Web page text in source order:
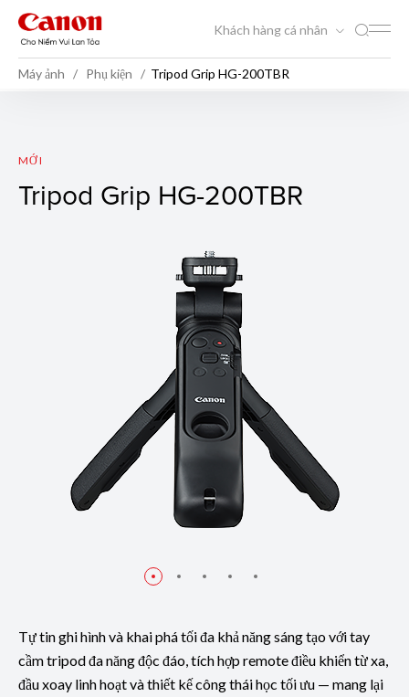
Khách hàng cá nhân
Máy ảnh Phụ kiện Tripod Grip HG-200TBR
Tripod Grip HG-200TBR
MỚI
Tripod Grip HG-200TBR
Tự tin ghi hình và khai phá tối đa khả năng sáng tạo với tay
cầm tripod đa năng độc đáo, tích hợp remote điều khiển từ xa,
đầu xoay linh hoạt và thiết kế công thái học tối ưu — mang lại